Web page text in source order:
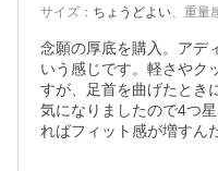
サイズ ： ちょうどよい、 重量
念願の厚底を購入。アデ
いう感じです。軽さやク
すが、足首を曲げたとき
気になりましたので4つ
ればフィット感が増すん